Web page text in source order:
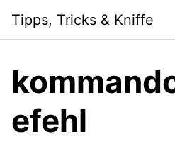
content
Tipps, Tricks & Kniffe
efehl